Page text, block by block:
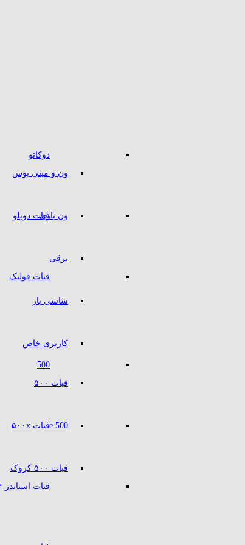
دوکاتو
ون و مینی بوس
ون باری
برقی
شاسی بار
کاربری خاص
فیات دوبلو
فیات فولبک
500
فیات ۵۰۰
500 e
فیات ۵۰۰ کروک
فیات ۵۰۰x
فیات اسپایدر ۱۲۴